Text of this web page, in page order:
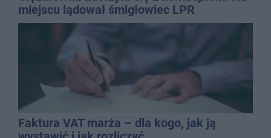
miejscu lądował śmigłowiec LPR
Faktura VAT marża – dla kogo, jak ją